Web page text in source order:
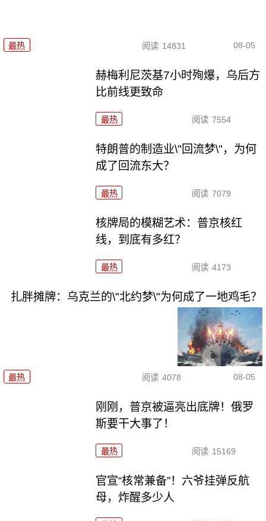
最热 阅读 14831 08-05
赫梅利尼茨基7小时殉爆，乌后方
比前线更致命
最热 阅读 7554
特朗普的制造业\"回流梦\"，为何
成了回流东大？
最热 阅读 7079
核牌局的模糊艺术：普京核红
线，到底有多红？
最热 阅读 4173
扎胖摊牌：乌克兰的\"北约梦\"为何成了一地鸡毛？
最热 阅读 4078 08-05
刚刚，普京被逼亮出底牌！俄罗
斯要干大事了！
最热 阅读 15169
官宣“核常兼备”！六爷挂弹反航
母，炸醒多少人